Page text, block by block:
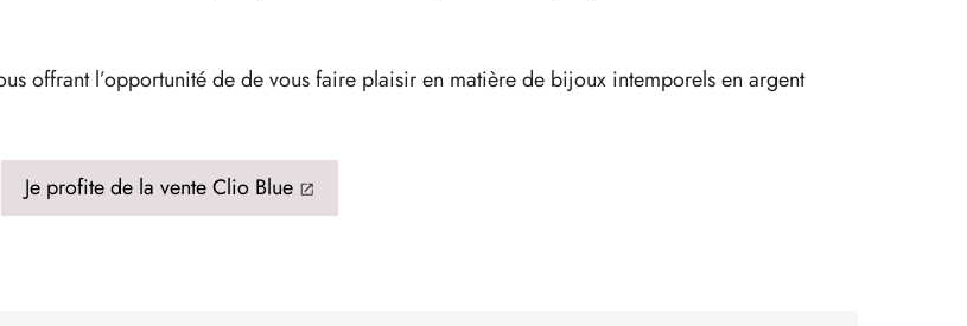
offrant l’opportunité de de vous faire plaisir en matière de bijoux intemporels en argent
Je profite de la vente Clio Blue